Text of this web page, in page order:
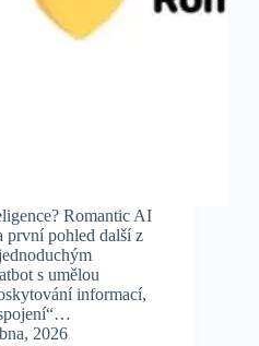
Romantic AI
první pohled další z
s umělou
informací,
2026